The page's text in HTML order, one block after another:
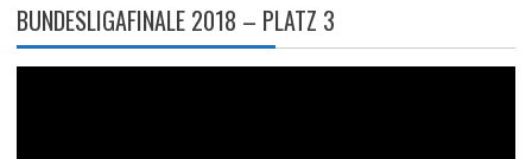
BUNDESLIGAFINALE 2018 – PLATZ 3